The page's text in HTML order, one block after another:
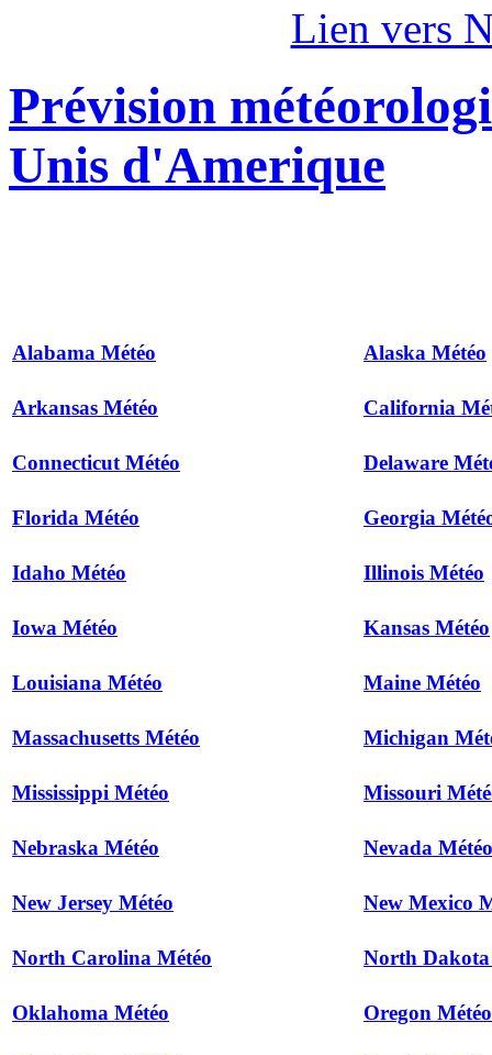
Lien vers
Prévision
Unis d'Amerique
Alabama Météo Alaska Météo
Arkansas Météo California
Connecticut Météo Delaware
Florida Météo Georgia
Idaho Météo Illinois Météo
Iowa Météo Kansas Météo
Louisiana Météo Maine Météo
Massachusetts Météo Michigan
Mississippi Météo Missouri
Nebraska Météo Nevada Météo
New Jersey Météo New Mexico
North Carolina Météo North Dakota
Oklahoma Météo Oregon Météo